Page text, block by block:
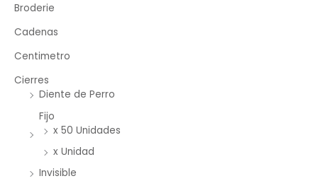
Broderie
Cadenas
Centimetro
Cierres
Diente de Perro
Fijo
x 50 Unidades
x Unidad
Invisible